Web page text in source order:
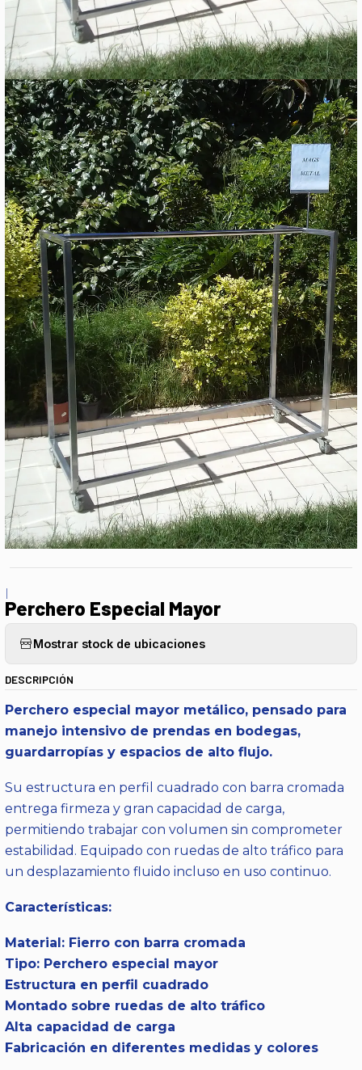
|
Perchero Especial Mayor
Mostrar stock de ubicaciones
DESCRIPCIÓN
Perchero especial mayor metálico, pensado para
manejo intensivo de prendas en bodegas,
guardarropías y espacios de alto flujo.
Su estructura en perfil cuadrado con barra cromada
entrega firmeza y gran capacidad de carga,
permitiendo trabajar con volumen sin comprometer
estabilidad. Equipado con ruedas de alto tráfico para
un desplazamiento fluido incluso en uso continuo.
Características:
Material: Fierro con barra cromada
Tipo: Perchero especial mayor
Estructura en perfil cuadrado
Montado sobre ruedas de alto tráfico
Alta capacidad de carga
Fabricación en diferentes medidas y colores